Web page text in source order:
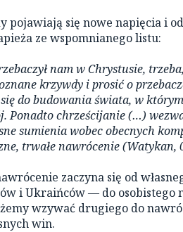
pojawiają się nowe napięcia i
ze wspomnianego listu:
nam w Chrystusie,
krzywdy i prosić o
do budowania świata, w
. Ponadtochrześcijanie (…)
sumienia wobec obecnych
trwałe nawrócenie(Watykan,
zaczyna się od
i Ukraińców — do osobistego
wzywać drugiego do
win.